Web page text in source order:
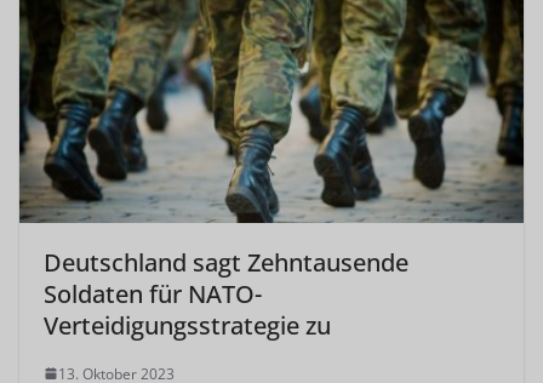
Deutschland sagt Zehntausende
Soldaten für NATO-
Verteidigungsstrategie zu
13. Oktober 2023